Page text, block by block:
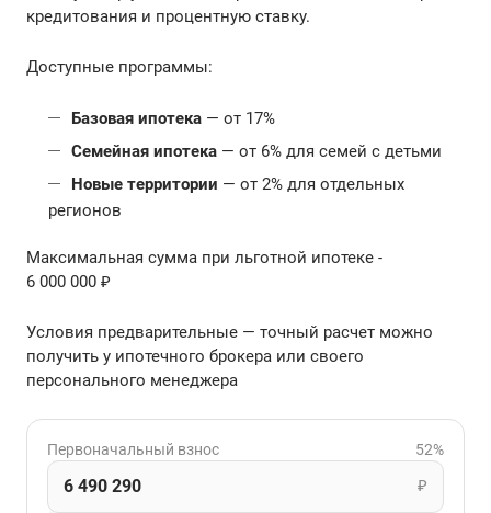
кредитования и процентную ставку.
Доступные программы:
Базовая ипотека — от 17%
Семейная ипотека — от 6% для семей с детьми
Новые территории — от 2% для отдельных
регионов
Максимальная сумма при льготной ипотеке -
6 000 000 ₽
Условия предварительные — точный расчет можно
получить у ипотечного брокера или своего
персонального менеджера
Первоначальный взнос 52%
₽